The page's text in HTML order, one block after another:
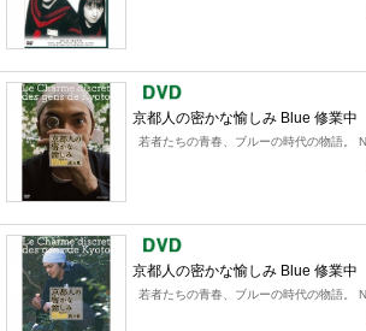
京都人の密かな愉しみ Blue 修業
若者たちの青春、ブルーの時代の物語。
京都人の密かな愉しみ Blue 修業
若者たちの青春、ブルーの時代の物語。